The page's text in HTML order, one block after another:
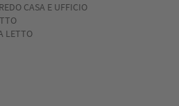
CASA E UFFICIO
LETTO